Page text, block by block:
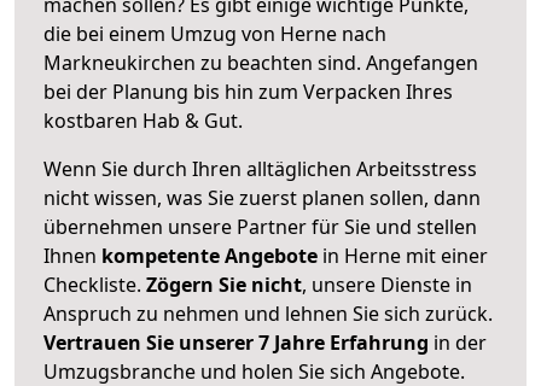
die bei einem Umzug von Herne nach
Markneukirchen zu beachten sind. Angefangen
bei der Planung bis hin zum Verpacken Ihres
kostbaren Hab & Gut.
Wenn Sie durch Ihren alltäglichen Arbeitsstress
nicht wissen, was Sie zuerst planen sollen, dann
übernehmen unsere Partner für Sie und stellen
Ihnen kompetente Angebote in Herne mit einer
Checkliste. Zögern Sie nicht, unsere Dienste in
Anspruch zu nehmen und lehnen Sie sich zurück.
Vertrauen Sie unserer 7 Jahre Erfahrung in der
Umzugsbranche und holen Sie sich Angebote.